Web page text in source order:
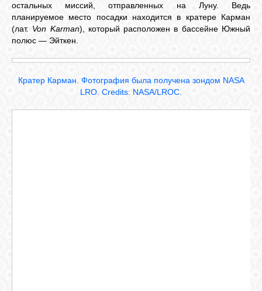
остальных миссий, отправленных на Луну. Ведь
планируемое место посадки находится в кратере Карман
(лат. Von Karman), который расположен в бассейне Южный
полюс — Эйткен.
Кратер Карман. Фотография была получена зондом NASA
LRO. Credits: NASA/LROC.